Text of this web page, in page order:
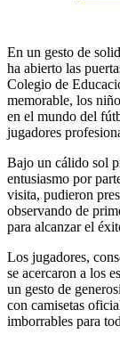
En un gesto de
ha abierto las
Colegio de
memorable, los
en el mundo del
jugadores
Bajo un cálido sol
entusiasmo por
visita, pudieron
observando de
para alcanzar el
Los jugadores,
se acercaron a los
un gesto de
con camisetas
imborrables para